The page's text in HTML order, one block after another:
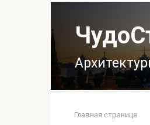
Главная страница